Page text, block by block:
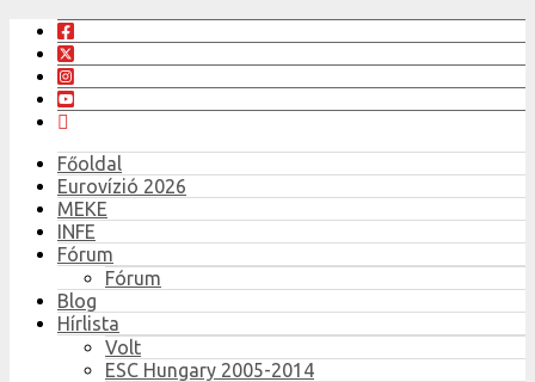
Főoldal
Eurovízió 2026
MEKE
INFE
Fórum
Fórum
Blog
Hírlista
Volt
ESC Hungary 2005-2014